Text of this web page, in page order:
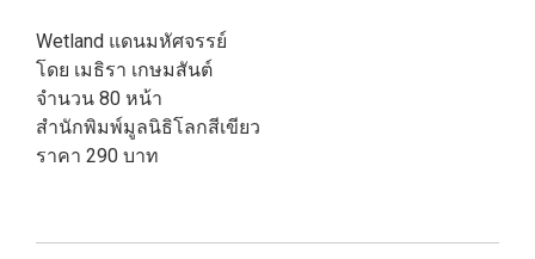
Wetland แดนมหัศจรรย์
โดย เมธิรา เกษมสันต์
จำนวน 80 หน้า
สำนักพิมพ์มูลนิธิโลกสีเขียว
ราคา 290 บาท